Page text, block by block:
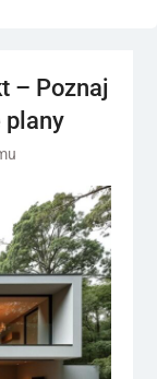
– Poznaj
plany